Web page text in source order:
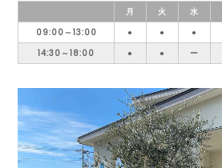
月 火 水
09:00～13:00
● ● ●
14:30～18:00
● ● ー